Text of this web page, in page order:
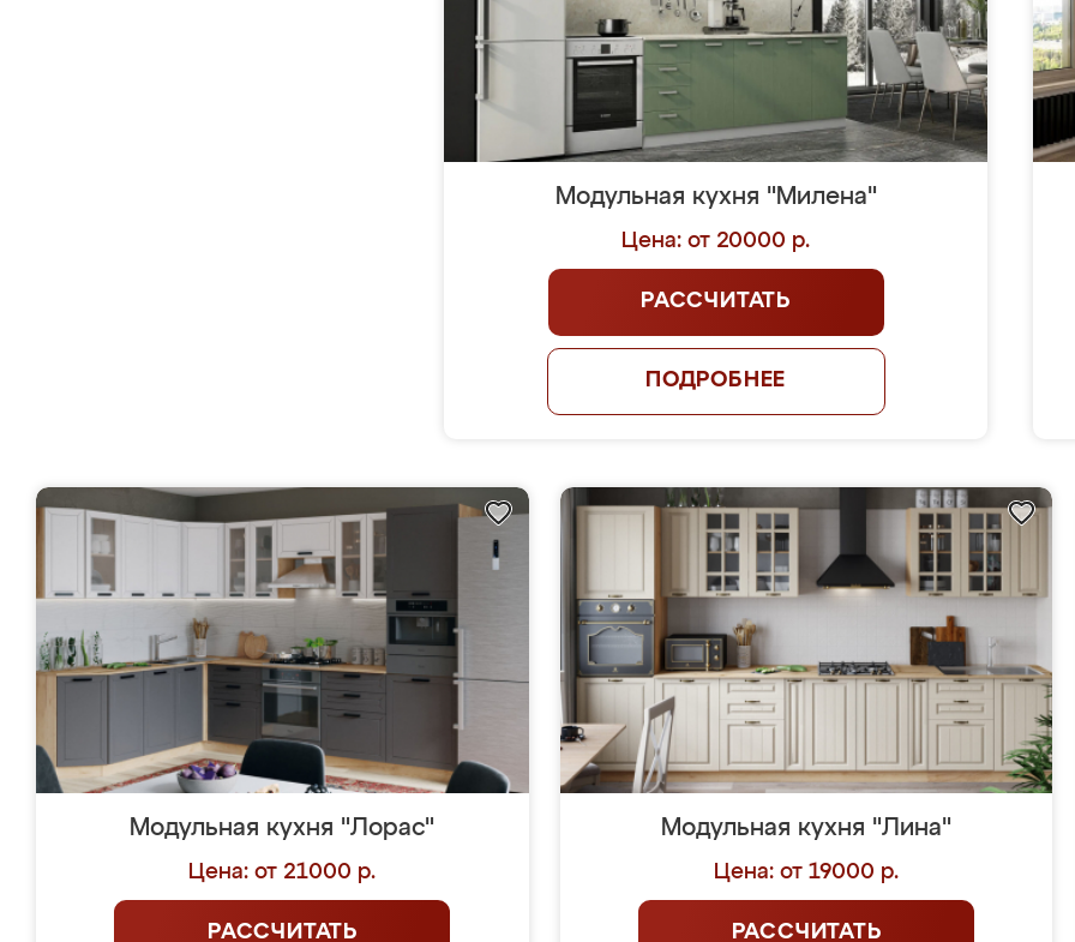
Модульная кухня "Милена"
Цена: от 20000 р.
РАССЧИТАТЬ
ПОДРОБНЕЕ
Модульная кухня "Лорас"
Цена: от 21000 р.
РАССЧИТАТЬ
Модульная кухня "Лина"
Цена: от 19000 р.
РАССЧИТАТЬ